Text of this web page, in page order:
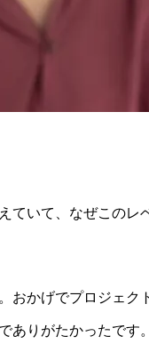
いて、なぜこの
おかげでプロジェク
ありがたかったです。